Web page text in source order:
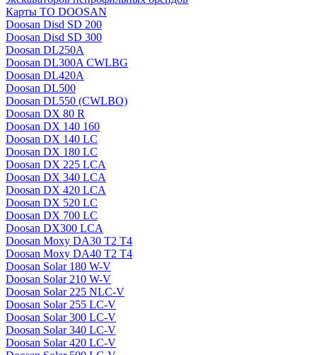
Карты ТО DOOSAN
Doosan Disd SD 200
Doosan Disd SD 300
Doosan DL250A
Doosan DL300A CWLBG
Doosan DL420A
Doosan DL500
Doosan DL550 (CWLBO)
Doosan DX 80 R
Doosan DX 140 160
Doosan DX 140 LC
Doosan DX 180 LC
Doosan DX 225 LCA
Doosan DX 340 LCA
Doosan DX 420 LCA
Doosan DX 520 LC
Doosan DX 700 LC
Doosan DX300 LCA
Doosan Moxy DA30 T2 T4
Doosan Moxy DA40 T2 T4
Doosan Solar 180 W-V
Doosan Solar 210 W-V
Doosan Solar 225 NLC-V
Doosan Solar 255 LC-V
Doosan Solar 300 LC-V
Doosan Solar 340 LC-V
Doosan Solar 420 LC-V